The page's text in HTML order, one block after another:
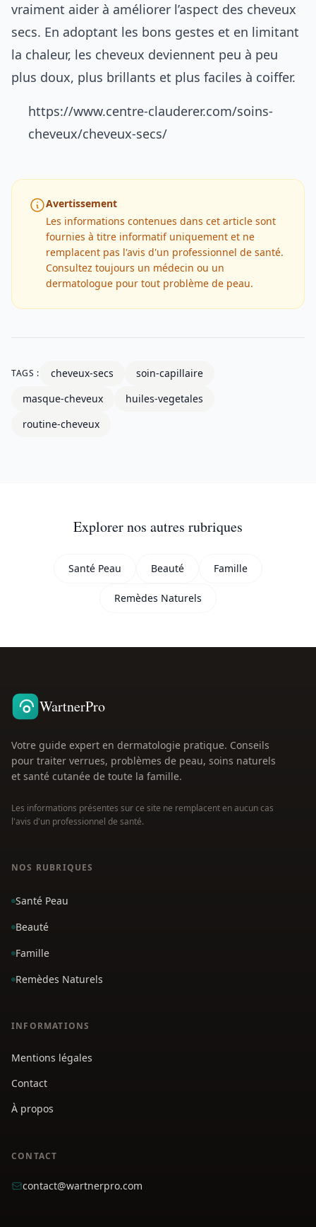
vraiment aider à améliorer l’aspect des cheveux
secs. En adoptant les bons gestes et en limitant
la chaleur, les cheveux deviennent peu à peu
plus doux, plus brillants et plus faciles à coiffer.
https://www.centre-clauderer.com/soins-
cheveux/cheveux-secs/
Avertissement
Les informations contenues dans cet article sont
fournies à titre informatif uniquement et ne
remplacent pas l'avis d'un professionnel de santé.
Consultez toujours un médecin ou un
dermatologue pour tout problème de peau.
TAGS : cheveux-secs
soin-capillaire
masque-cheveux
huiles-vegetales
routine-cheveux
Explorer nos autres rubriques
Santé Peau Beauté Famille
Remèdes Naturels
WartnerPro
Votre guide expert en dermatologie pratique. Conseils
pour traiter verrues, problèmes de peau, soins naturels
et santé cutanée de toute la famille.
Les informations présentes sur ce site ne remplacent en aucun cas
l'avis d'un professionnel de santé.
NOS RUBRIQUES
Santé Peau
Beauté
Famille
Remèdes Naturels
INFORMATIONS
Mentions légales
Contact
À propos
CONTACT
contact@wartnerpro.com